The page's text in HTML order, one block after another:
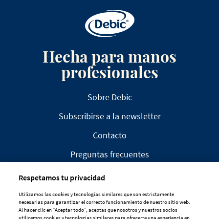
Hecha para manos
profesionales
Sobre Debic
Subscribirse a la newsletter
Contacto
Preguntas frecuentes
AVISO LEGAL
Respetamos tu privacidad
Utilizamos las cookies y tecnologías similares que son estrictamente
necesarias para garantizar el correcto funcionamiento de nuestro sitio web.
Al hacer clic en “Aceptar todo”, aceptas que nosotros y nuestros socios
utilicemos cookies y tecnologías similares para ofrecerte una experiencia en